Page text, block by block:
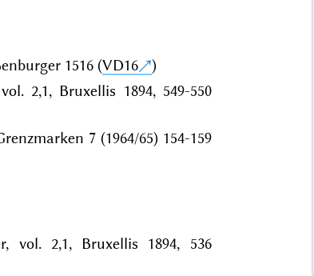
1516 (VD16
)
2,1, Bruxellis 1894, 549-550
7 (1964/65) 154-159
vol. 2,1, Bruxellis 1894, 536